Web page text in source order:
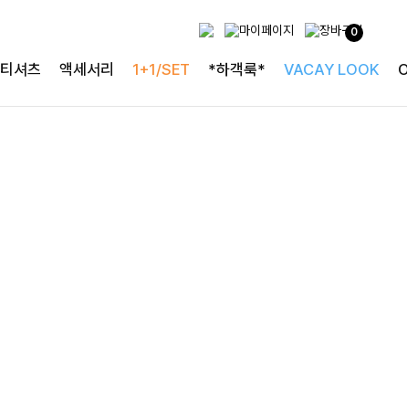
0
티셔츠 액세서리 1+1/SET *하객룩* VACAY LOOK